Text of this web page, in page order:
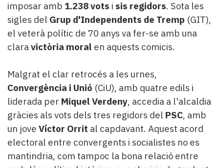
imposar amb 1.238 vots i sis regidors. Sota les
sigles del Grup d'Independents de Tremp (GIT),
el veterà polític de 70 anys va fer-se amb una
claravictòria moral en aquests comicis.
Malgrat el clar retrocés a les urnes,
Convergència i Unió (CiU), amb quatre edils i
liderada per Miquel Verdeny, accedia a l'alcaldia
gràcies als vots dels tres regidors del PSC, amb
un jove Víctor Orrit al capdavant. Aquest acord
electoral entre convergents i socialistes no es
mantindria, com tampoc la bona relació entre